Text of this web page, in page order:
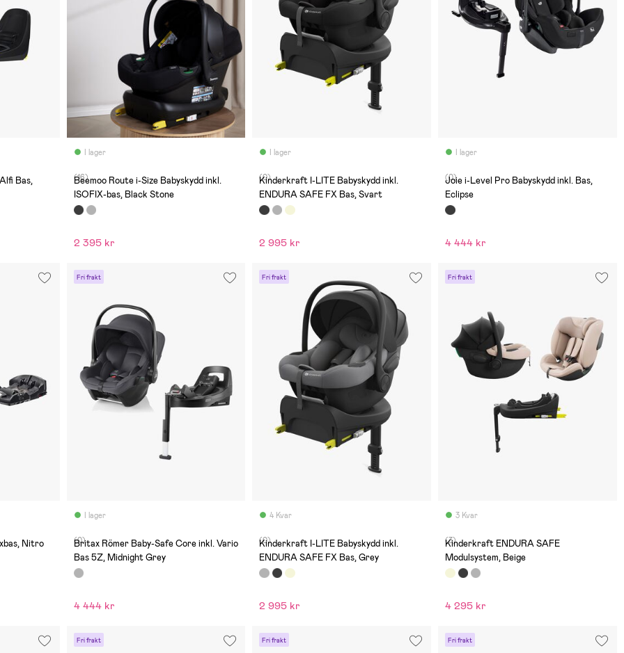
Bas,
I lager
(16)
Beemoo Route i-Size Babyskydd inkl.
ISOFIX-bas, Black Stone
2 395 kr
I lager
(0)
Kinderkraft I-LITE Babyskydd inkl.
ENDURA SAFE FX Bas, Svart
2 995 kr
I lager
(0)
Joie i-Level Pro Babyskydd inkl. Bas,
Eclipse
4 444 kr
Nitro
Fri frakt
I lager
(0)
Britax Römer Baby-Safe Core inkl. Vario
Bas 5Z, Midnight Grey
4 444 kr
Fri frakt
4 Kvar
(0)
Kinderkraft I-LITE Babyskydd inkl.
ENDURA SAFE FX Bas, Grey
2 995 kr
Fri frakt
3 Kvar
(3)
Kinderkraft ENDURA SAFE
Modulsystem, Beige
4 295 kr
Fri frakt Fri frakt Fri frakt